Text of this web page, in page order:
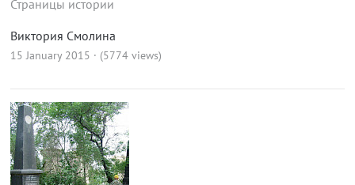
Страницы истории
Виктория Смолина
15 January 2015 · (5774 views)